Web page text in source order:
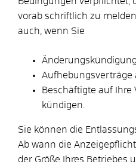
vorab schriftlich zu
auch, wenn Sie
Aufhebungsverträge
Beschäftigte auf
kündigen.
Sie können die
Ab wann die
der Größe Ihres Betriebes